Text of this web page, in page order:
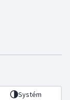
Systém